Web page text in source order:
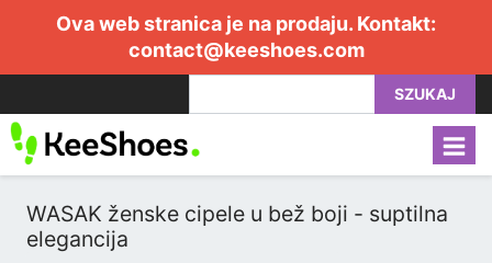
Ova web stranica je na prodaju. Kontakt:
contact@keeshoes.com
SZUKAJ
WASAK ženske cipele u bež boji - suptilna
elegancija